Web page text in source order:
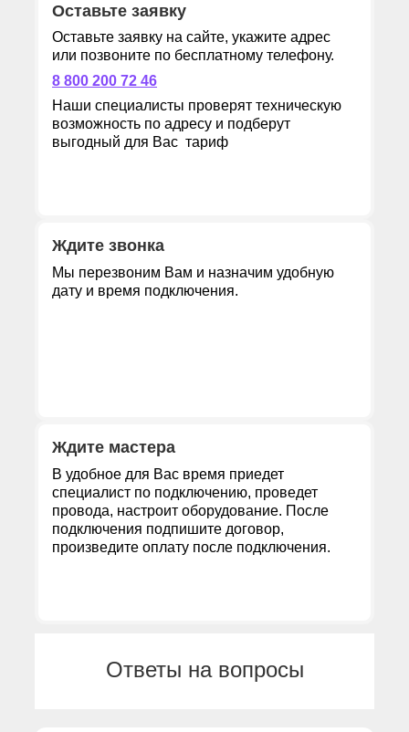
Оставьте заявку
Оставьте заявку на сайте, укажите адрес
или позвоните по бесплатному телефону.
8 800 200 72 46
Наши специалисты проверят техническую
возможность по адресу и подберут
выгодный для Вас тариф
Ждите звонка
Мы перезвоним Вам и назначим удобную
дату и время подключения.
Ждите мастера
В удобное для Вас время приедет
специалист по подключению, проведет
провода, настроит оборудование. После
подключения подпишите договор,
произведите оплату после подключения.
Ответы на вопросы